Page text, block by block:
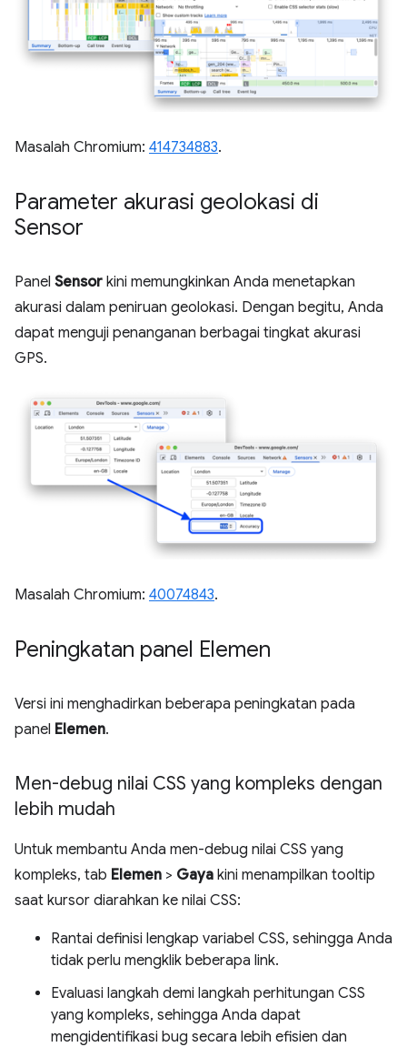
Masalah Chromium: 414734883.
Parameter akurasi geolokasi di
Sensor
Panel Sensor kini memungkinkan Anda menetapkan
akurasi dalam peniruan geolokasi. Dengan begitu, Anda
dapat menguji penanganan berbagai tingkat akurasi
GPS.
Masalah Chromium: 40074843.
Peningkatan panel Elemen
Versi ini menghadirkan beberapa peningkatan pada
panel Elemen.
Men-debug nilai CSS yang kompleks dengan
lebih mudah
Untuk membantu Anda men-debug nilai CSS yang
kompleks, tab Elemen > Gaya kini menampilkan tooltip
saat kursor diarahkan ke nilai CSS:
Rantai definisi lengkap variabel CSS, sehingga Anda
tidak perlu mengklik beberapa link.
Evaluasi langkah demi langkah perhitungan CSS
yang kompleks, sehingga Anda dapat
mengidentifikasi bug secara lebih efisien dan